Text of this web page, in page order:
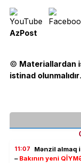
AzPost
© Materiallardan
istinad olunmalıdır.
11:07
Mənzil almaq
– Bakının yeni